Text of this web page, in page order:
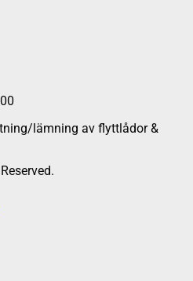
lämning av flyttlådor &